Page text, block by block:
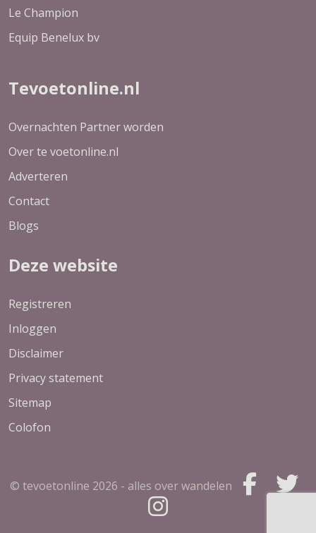
Le Champion
Equip Benelux bv
Tevoetonline.nl
Overnachten Partner worden
Over te voetonline.nl
Adverteren
Contact
Blogs
Deze website
Registreren
Inloggen
Disclaimer
Privacy statement
Sitemap
Colofon
© tevoetonline 2026 - alles over wandelen